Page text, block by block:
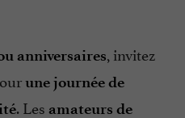
anniversaires, invitez
une journée de
. Les amateurs de